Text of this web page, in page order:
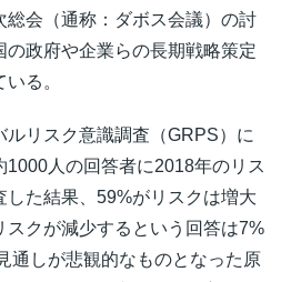
総会（通称：ダボス会議）の討
政府や企業らの長期戦略策定
る。
リスク意識調査（GRPS）に
人の回答者に2018年のリス
した結果、59%がリスクは増大
クが減少するという回答は7%
通しが悲観的なものとなった原